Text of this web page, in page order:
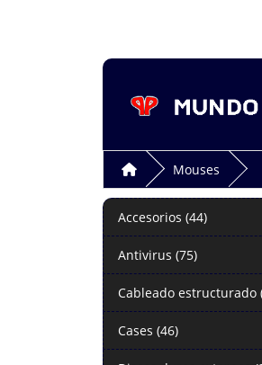
Mouses
Accesorios (44)
Antivirus (75)
Cableado estructurado
Cases (46)